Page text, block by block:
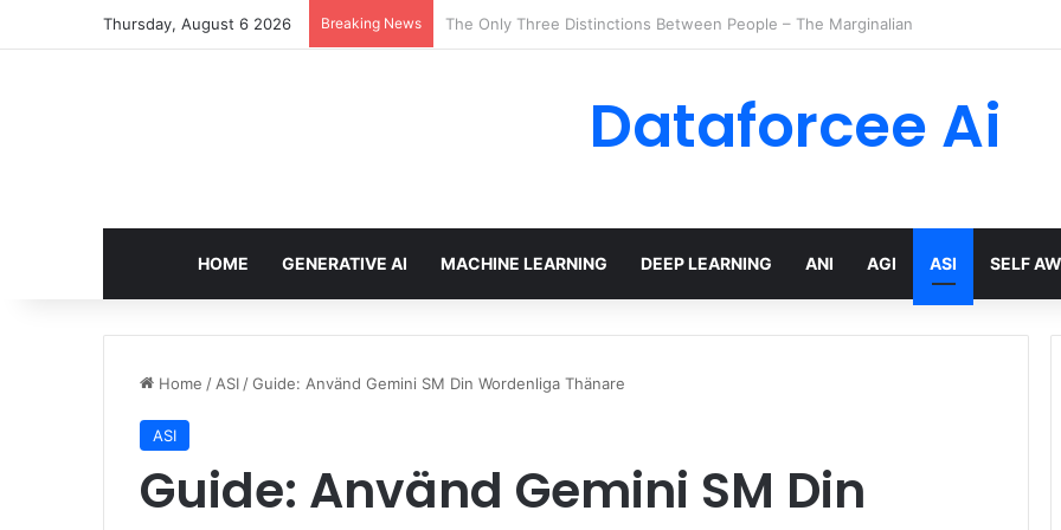
Thursday, August 6 2026 Breaking News Taming Outlier Tokens in Diffusion Transformers
Dataforcee Ai
HOME GENERATIVE AI MACHINE LEARNING DEEP LEARNING ANI AGI ASI SELF
Home / ASI /Guide: Använd Gemini SM Din Wordenliga Thänare
ASI
Guide: Använd Gemini SM Din